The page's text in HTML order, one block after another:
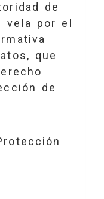
de
vela por el
que
de